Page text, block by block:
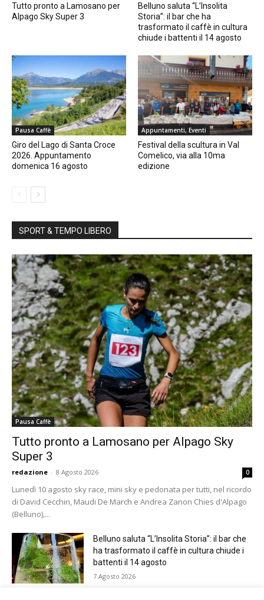
Tutto pronto a Lamosano per
Alpago Sky Super 3
Belluno saluta “L’Insolita
Storia”: il bar che ha
trasformato il caffè in cultura
chiude i battenti il 14 agosto
Pausa Caffè
Giro del Lago di Santa Croce
2026. Appuntamento
domenica 16 agosto
Appuntamenti, Eventi
Festival della scultura in Val
Comelico, via alla 10ma
edizione
SPORT & TEMPO LIBERO
Pausa Caffè
Tutto pronto a Lamosano per Alpago Sky
Super 3
redazione - 8 Agosto 2026 0
Lunedì 10 agosto sky race, mini sky e pedonata per tutti, nel ricordo
di David Cecchin, Maudi De March e Andrea Zanon Chies d'Alpago
(Belluno),...
Belluno saluta “L’Insolita Storia”: il bar che
ha trasformato il caffè in cultura chiude i
battenti il 14 agosto
7 Agosto 2026